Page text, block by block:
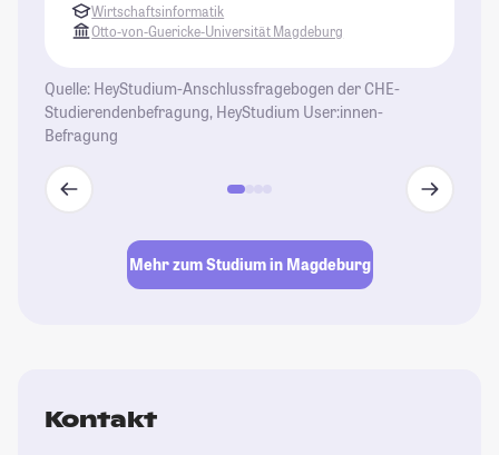
Wirtschaftsinformatik
Otto-von-Guericke-Universität Magdeburg
Quelle: HeyStudium-Anschlussfragebogen der CHE-
Studierendenbefragung, HeyStudium User:innen-
Befragung
Mehr zum Studium in Magdeburg
Kontakt